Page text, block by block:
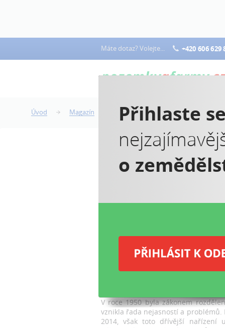
Máte dotaz? Volejte... +420 606 629
Úvod Magazín Stavba na cizím pozemku v
V
V roce 1950 byla zákonem
vznikla řada nejasností a problémů.
2014, však toto dřívější nařízení
Přihlaste
o